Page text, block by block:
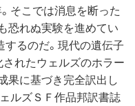
そこでは消息を断った
恐れぬ実験を進めてい
するのだ。現代の遺伝子
れたウェルズのホラー
果に基づき完全訳出し
ルズＳＦ作品邦訳書誌